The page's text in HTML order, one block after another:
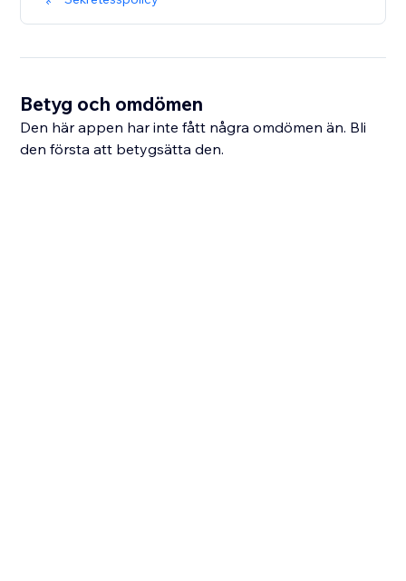
Betyg och omdömen
Den här appen har inte fått några omdömen än. Bli
den första att betygsätta den.